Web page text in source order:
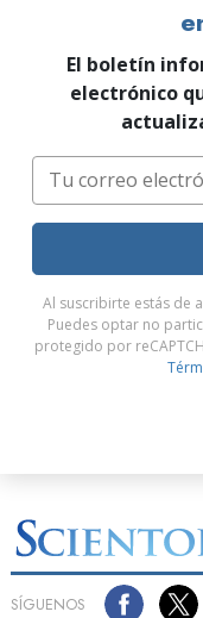
El boletín
electrónico
Al suscribirte estás de
Puedes optar no
protegido por
SÍGUENOS